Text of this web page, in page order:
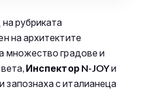
рубриката
на архитектите
множество градове и
Инспектор N-JOYи
запознаха с италианеца